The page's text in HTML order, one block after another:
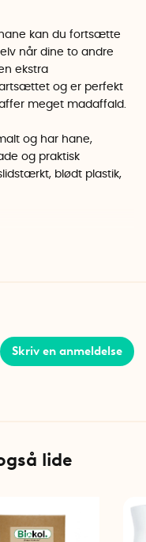
kan du fortsætte
når dine to andre
ekstra
og er perfekt
meget madaffald.
og har hane,
og praktisk
blødt plastik,
Skriv en anmeldelse
lide